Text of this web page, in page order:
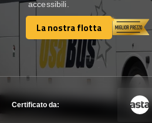
FLOTTA
METTITI IN CONTATTO
METTITI IN CONTATTO
accessibili.
La nostra flotta
La nostra flotta
Certificato da: